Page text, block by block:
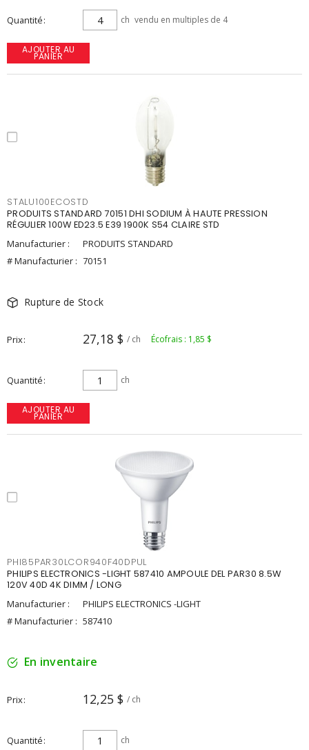
Quantité ch vendu en multiples de 4
AJOUTER AU
PANIER
STALU100ECOSTD
PRODUITS STANDARD 70151 DHI SODIUM À HAUTE PRESSION
RÉGULIER 100W ED23.5 E39 1900K S54 CLAIRE STD
Manufacturier :
PRODUITS STANDARD
# Manufacturier : 70151
Rupture de Stock
Prix 27,18 $ / ch Écofrais : 1,85 $
Quantité ch
AJOUTER AU
PANIER
PHI85PAR30LCOR940F40DPUL
PHILIPS ELECTRONICS -LIGHT 587410 AMPOULE DEL PAR30 8.5W
120V 40D 4K DIMM / LONG
Manufacturier :
PHILIPS ELECTRONICS -LIGHT
# Manufacturier : 587410
En inventaire
Prix 12,25 $ / ch
Quantité ch